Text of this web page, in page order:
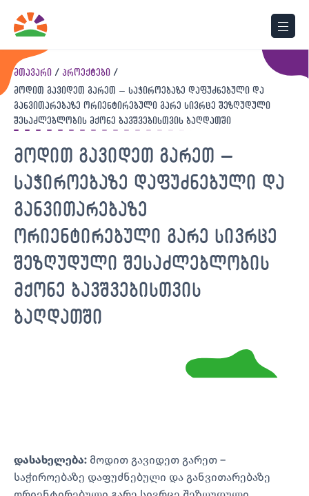
მთავარი
პროექტები
მოდით გავიდეთ გარეთ – საჭიროებაზე დაფუძნებული და
განვითარებაზე ორიენტირებული გარე სივრცე შეზღუდული
შესაძლებლობის მქონე ბავშვებისთვის ბაღდათში
მოდით გავიდეთ გარეთ –
საჭიროებაზე დაფუძნებული და
განვითარებაზე
ორიენტირებული გარე სივრცე
შეზღუდული შესაძლებლობის
მქონე ბავშვებისთვის
ბაღდათში
დასახელება: მოდით გავიდეთ გარეთ –
საჭიროებაზე დაფუძნებული და განვითარებაზე